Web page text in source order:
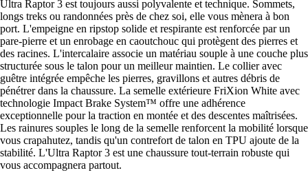
Ultra Raptor 3 est toujours aussi polyvalente et technique. Sommets,
longs treks ou randonnées près de chez soi, elle vous mènera à bon
port. L'empeigne en ripstop solide et respirante est renforcée par un
pare-pierre et un enrobage en caoutchouc qui protègent des pierres et
des racines. L'intercalaire associe un matériau souple à une couche plus
structurée sous le talon pour un meilleur maintien. Le collier avec
guêtre intégrée empêche les pierres, gravillons et autres débris de
pénétrer dans la chaussure. La semelle extérieure FriXion White avec
technologie Impact Brake System™ offre une adhérence
exceptionnelle pour la traction en montée et des descentes maîtrisées.
Les rainures souples le long de la semelle renforcent la mobilité lorsque
vous crapahutez, tandis qu'un contrefort de talon en TPU ajoute de la
stabilité. L'Ultra Raptor 3 est une chaussure tout-terrain robuste qui
vous accompagnera partout.